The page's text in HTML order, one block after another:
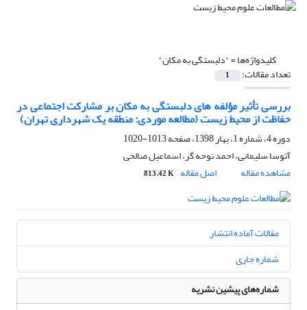
کلیدواژه‌ها ="دلبستگی به مکان"
تعداد مقالات: 1
بررسی تأثیر مؤلفه‏ های دلبستگی به مکان بر مشارکت اجتماعی در
حفاظت از محیط‏ زیست (مطالعه موردی: منطقه یک شهرداری تهران)
دوره 4، شماره 1، بهار 1398، صفحه
1013-1020
آتوسا سلیمانی، احمد نوحه گر، اسماعیل صالحی
مشاهده مقاله
اصل مقاله 813.42 K
مقالات آماده انتشار
شماره جاری
شماره‌های پیشین نشریه